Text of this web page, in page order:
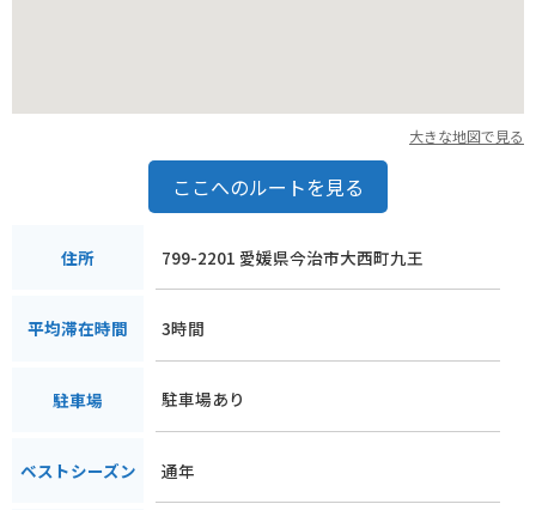
大きな地図で見る
ここへのルートを見る
住所 799-2201 愛媛県今治市大西町九王
平均滞在時間 3時間
駐車場 駐車場あり
ベストシーズン 通年